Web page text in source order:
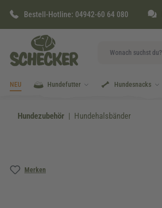
Zur Hauptnavigation springen
Bestell-Hotline: 04942-60 64 080
NEU Hundefutter Hundesnacks
Hundezubehör Hundehalsbänder
Merken
Bildergalerie überspringen